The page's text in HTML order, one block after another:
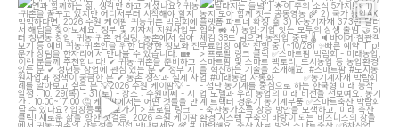
[케이팜 귀농귀촌 박람회]
도시를 벗어나
자연과 함께하는 삶, 생각만 하고 계셨나요?...
4 4
[훑어보는
농업 관련 소식 : "AI와 공동영농,
달라지는 들녘"]
이...
12 2